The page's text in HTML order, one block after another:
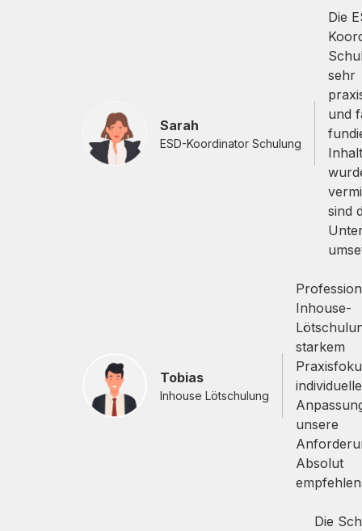
Sarah
ESD-Koordinator Schulung
Die
sehr
und
sind
Tobias
Inhouse Lötschulung
Inhouse-
starkem
unsere
Absolut
Die